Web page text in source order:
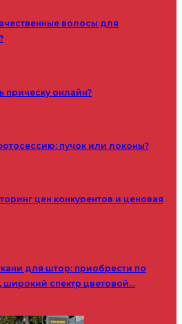
волосы для
прическу онлайн?
пучок или локоны?
цен конкурентов и ценовая
для штор: приобрести по
широкий спектр цветовой…